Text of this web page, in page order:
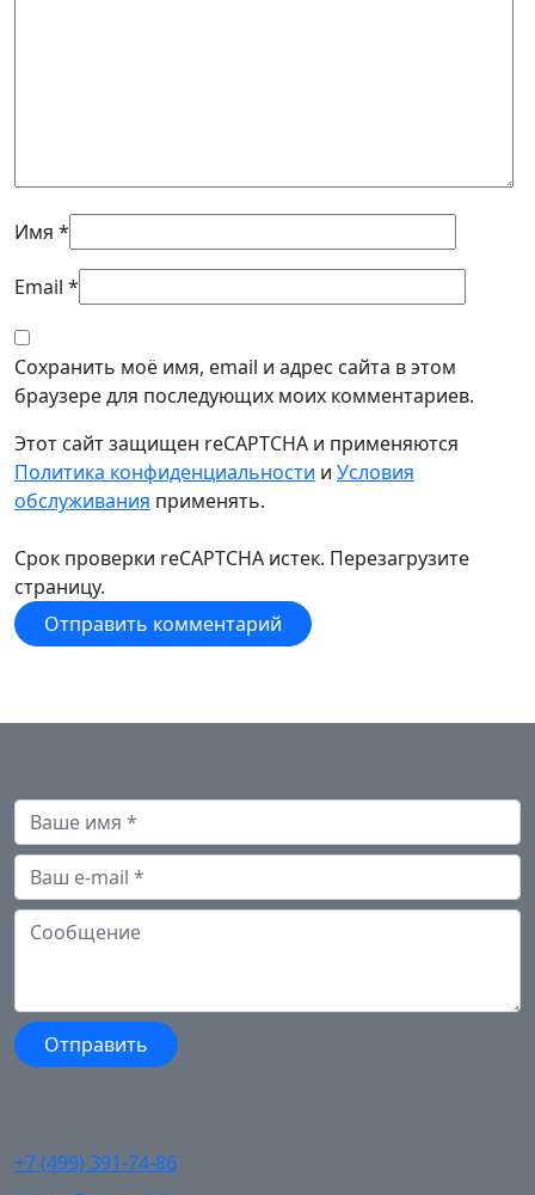
Имя *
Email *
Сохранить моё имя, email и адрес сайта в этом
браузере для последующих моих комментариев.
Этот сайт защищен reCAPTCHA и применяются
Политика конфиденциальности и Условия
обслуживания применять.
Срок проверки reCAPTCHA истек. Перезагрузите
страницу.
+7 (499) 391-74-86